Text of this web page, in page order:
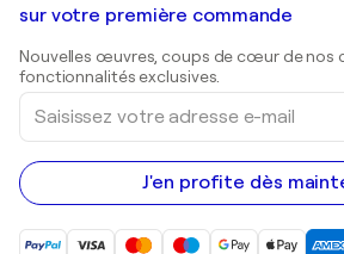
Shepard Fairey
Estampes
Peintures acryliques
Galeries d'art en Belgique
sur votre première commande
Nouvelles œuvres, coups de cœur de nos
fonctionnalités exclusives.
Saisissez
votre
adresse
e-
mail
J'en profite dès